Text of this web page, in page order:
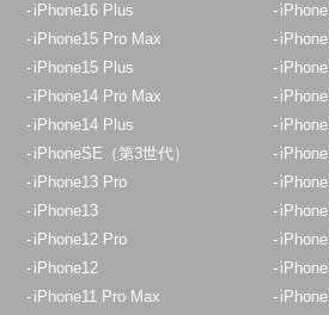
042-438-5100
八王子店
11：00～20：00
定休日： 年中無休
050-5269-5822
iPhone16 Plus
iPhone15 Pro Max
iPhone15 Plus
iPhone14 Pro Max
iPhone14 Plus
iPhoneSE（第3世代）
iPhone13 Pro
iPhone13
iPhone12 Pro
iPhone12
iPhone11 Pro Max